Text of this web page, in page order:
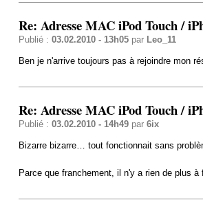
Re: Adresse MAC iPod Touch /
Publié : 03.02.2010 - 13h05par Leo_11
Ben je n'arrive toujours pas à rejoindre mon
Re: Adresse MAC iPod Touch /
Publié : 03.02.2010 - 14h49par 6ix
Bizarre bizarre… tout fonctionnait sans
Parce que franchement, il n'y a rien de plus